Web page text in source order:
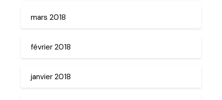
mars 2018
février 2018
janvier 2018